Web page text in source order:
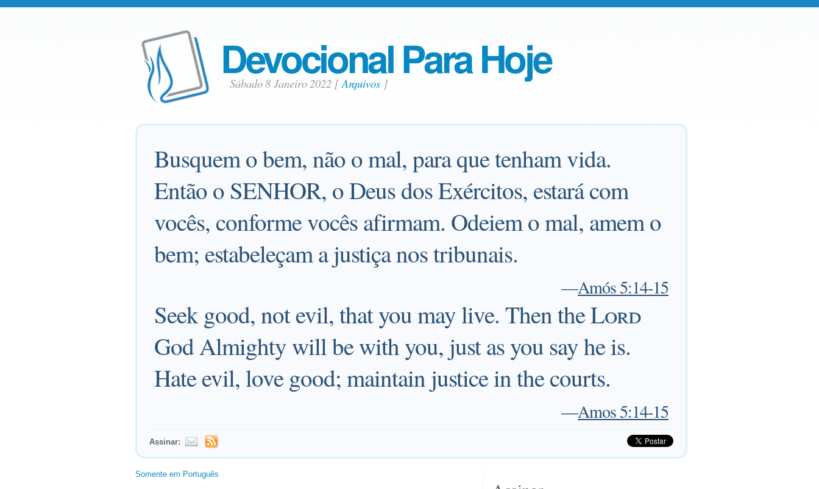
Devocional Para Hoje
Sábado 8 Janeiro 2022 [Arquivos]
Busquem o bem, não o mal, para que tenham vida.
Então o SENHOR, o Deus dos Exércitos, estará com
vocês, conforme vocês afirmam. Odeiem o mal, amem o
bem; estabeleçam a justiça nos tribunais.
—Amós 5:14-15
Seek good, not evil, that you may live. Then theLord
God Almighty will be with you, just as you say he is.
Hate evil, love good; maintain justice in the courts.
—Amos 5:14-15
Assinar:
Somente em Português